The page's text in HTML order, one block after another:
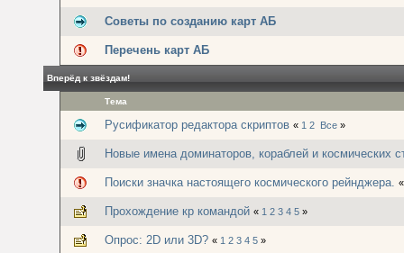
Советы по созданию карт АБ
Перечень карт АБ
Вперёд к звёздам!
Тема
Русификатор редактора скриптов « 1 2 Все »
Новые имена доминаторов, кораблей и космических
Поиски значка настоящего космического рейнджера.
Прохождение кр командой « 1 2 3 4 5 »
Опрос: 2D или 3D? « 1 2 3 4 5 »